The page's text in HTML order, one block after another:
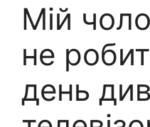
Мій
не
день